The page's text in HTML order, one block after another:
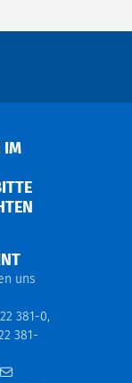
IM
V
S
uns
381-0,
381-